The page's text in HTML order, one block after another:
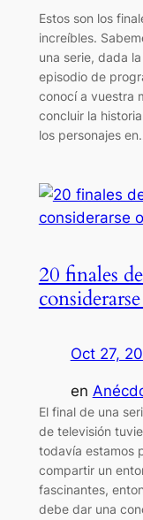
Estos son los
increíbles.
una serie, dada
episodio de
conocí a vuestra
concluir la
los personajes
20 finales
Oct 27,
en
El final de una
de televisión
todavía estamos
compartir un
fascinantes,
debe dar una